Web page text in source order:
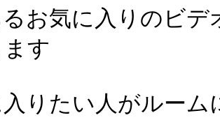
るお気に入りのビ
す
入りたい人がルー